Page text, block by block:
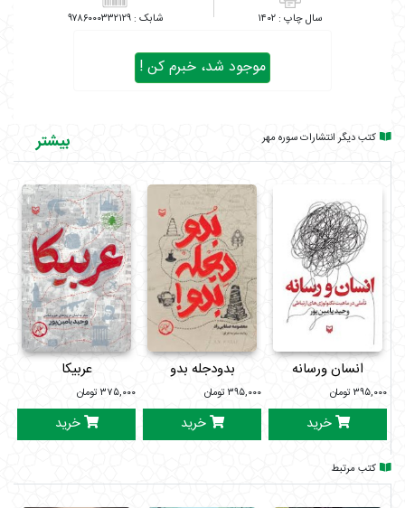
۱۴۰۲ ۹۷۸۶۰۰۰۳۳۲۱۲۹
موجود شد، خبرم کن !
کتب دیگر انتشارات سوره مهر بیشتر
انسان ورسانه
۳۹۵,۰۰۰ تومان
خرید
بدودجله بدو
۳۹۵,۰۰۰ تومان
خرید
عربیکا
۳۷۵,۰۰۰ تومان
خرید
کتب مرتبط